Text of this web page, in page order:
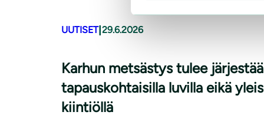
UUTISET| 29.6.2026
Karhun metsästys tulee järjestää
tapauskohtaisilla luvilla eikä
kiintiöllä